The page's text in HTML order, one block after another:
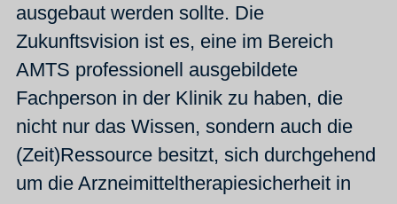
ausgebaut werden sollte. Die
Zukunftsvision ist es, eine im Bereich
AMTS professionell ausgebildete
Fachperson in der Klinik zu haben, die
nicht nur das Wissen, sondern auch die
(Zeit)Ressource besitzt, sich durchgehend
um die Arzneimitteltherapiesicherheit in